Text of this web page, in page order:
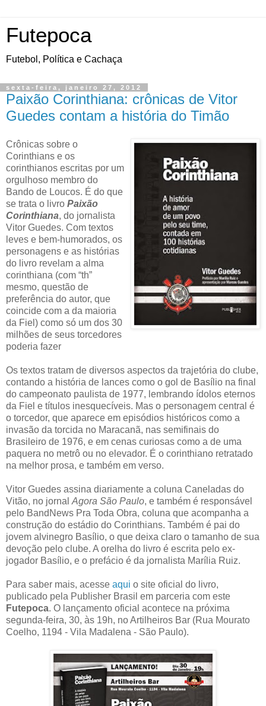
Futepoca
Futebol, Política e Cachaça
sexta-feira, janeiro 27, 2012
Paixão Corinthiana: crônicas de Vitor
Guedes contam a história do Timão
Crônicas sobre o
Corinthians e os
corinthianos escritas por um
orgulhoso membro do
Bando de Loucos. É do que
se trata o livro Paixão
Corinthiana, do jornalista
Vitor Guedes. Com textos
leves e bem-humorados, os
personagens e as histórias
do livro revelam a alma
corinthiana (com “th”
mesmo, questão de
preferência do autor, que
coincide com a da maioria
da Fiel) como só um dos 30
milhões de seus torcedores
poderia fazer
Os textos tratam de diversos aspectos da trajetória do clube,
contando a história de lances como o gol de Basílio na final
do campeonato paulista de 1977, lembrando ídolos eternos
da Fiel e títulos inesquecíveis. Mas o personagem central é
o torcedor, que aparece em episódios históricos como a
invasão da torcida no Maracanã, nas semifinais do
Brasileiro de 1976, e em cenas curiosas como a de uma
paquera no metrô ou no elevador. É o corinthiano retratado
na melhor prosa, e também em verso.
Vitor Guedes assina diariamente a coluna Caneladas do
Vitão, no jornal Agora São Paulo, e também é responsável
pelo BandNews Pra Toda Obra, coluna que acompanha a
construção do estádio do Corinthians. Também é pai do
jovem alvinegro Basílio, o que deixa claro o tamanho de sua
devoção pelo clube. A orelha do livro é escrita pelo ex-
jogador Basílio, e o prefácio é da jornalista Marília Ruiz.
Para saber mais, acesse aqui o site oficial do livro,
publicado pela Publisher Brasil em parceria com este
Futepoca. O lançamento oficial acontece na próxima
segunda-feira, 30, às 19h, no Artilheiros Bar (Rua Mourato
Coelho, 1194 - Vila Madalena - São Paulo).